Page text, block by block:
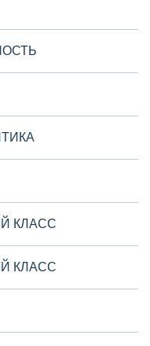
КЛАСС
КЛАСС